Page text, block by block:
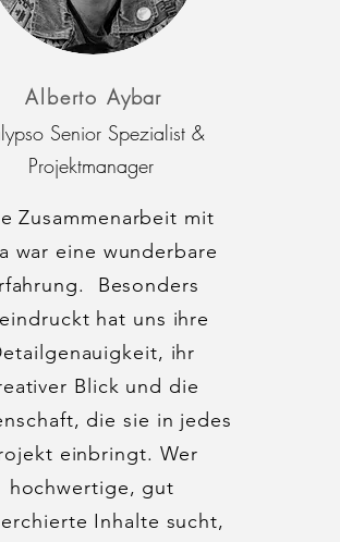
Alberto Aybar
Senior Spezialist &
Projektmanager
Zusammenarbeit mit
war eine wunderbare
Besonders
hat uns ihre
ihr
Blick und die
die sie in jedes
einbringt. Wer
hochwertige, gut
Inhalte sucht,